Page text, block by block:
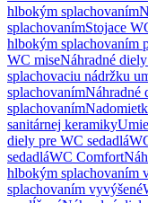
hlbokým splachovaním
splachovanímStojace
hlbokým splachovaním
WC miseNáhradné
splachovaciu nádržku
splachovanímNáhradné
splachovaním
sanitárnej keramiky
diely pre WC sedadlá
sedadláWC Comfort
hlbokým splachovaním
splachovaním vyvýšené